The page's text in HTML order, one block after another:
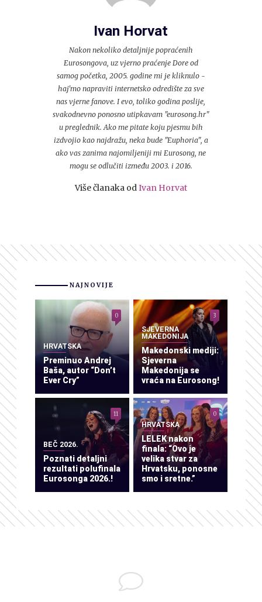
Ivan Horvat
Nakon nekoliko detaljnije popraćenih
Eurosongova, uz vjerno praćenje Dore od
samog početka, 2005. godine mi je kliknulo -
haj'mo napraviti internetsko odredište za sve
nas vjerne fanove. I evo, toliko godina poslije,
svakodnevno ponosno utipkavam "eurosong.hr"
u preglednik. Ako me pitate koju pjesmu bih
izdvojio kao najdražu, neka bude "Euphoria", a
ako vas zanima najomiljeniji mi Eurosong, ne
mogu se odlučiti između 2003. i 2016.
Više članaka odIvan Horvat
NAJNOVIJE
HRVATSKA
Preminuo Andrej
Baša, autor “Don’t
Ever Cry”
0
SJEVERNA
MAKEDONIJA
Makedonski mediji:
Sjeverna
Makedonija se
vraća na Eurosong!
3
BEČ 2026.
Poznati detaljni
rezultati polufinala
Eurosonga 2026.!
11
HRVATSKA
LELEK nakon
finala: “Ovo je
velika stvar za
Hrvatsku, ponosne
smo i sretne.”
0